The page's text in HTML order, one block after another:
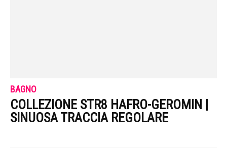
BAGNO
COLLEZIONE STR8 HAFRO-GEROMIN |
SINUOSA TRACCIA REGOLARE